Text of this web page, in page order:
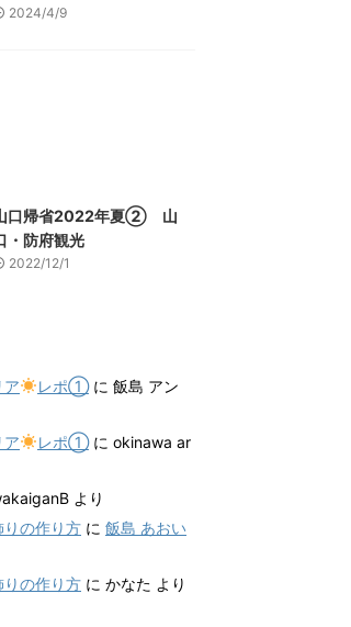
2024/4/9
口帰省2022年夏② 山
・防府観光
2022/12/1
ア レポ①に 飯島 アン
ア
レポ①に okinawa ar
より
りの作り方 に 飯島 あおい
りの作り方 に かなた より